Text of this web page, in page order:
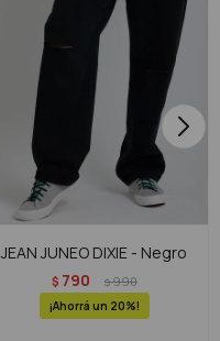
JEAN JUNEO DIXIE - Negro
$ 790 $990
20